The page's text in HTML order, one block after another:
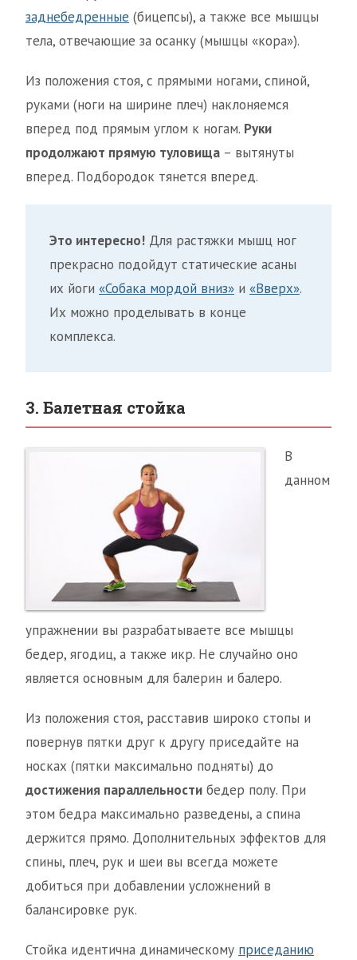
заднебедренные (бицепсы), а также все мышцы
тела, отвечающие за осанку (мышцы «кора»).
Из положения стоя, с прямыми ногами, спиной,
руками (ноги на ширине плеч) наклоняемся
вперед под прямым углом к ногам. Руки
продолжают прямую туловища – вытянуты
вперед. Подбородок тянется вперед.
Это интересно! Для растяжки мышц ног
прекрасно подойдут статические асаны
их йоги «Собака мордой вниз» и «Вверх».
Их можно проделывать в конце
комплекса.
3. Балетная стойка
В
данном
упражнении вы разрабатываете все мышцы
бедер, ягодиц, а также икр. Не случайно оно
является основным для балерин и балеро.
Из положения стоя, расставив широко стопы и
повернув пятки друг к другу приседайте на
носках (пятки максимально подняты) до
достижения параллельности бедер полу. При
этом бедра максимально разведены, а спина
держится прямо. Дополнительных эффектов для
спины, плеч, рук и шеи вы всегда можете
добиться при добавлении усложнений в
балансировке рук.
Стойка идентична динамическому приседанию